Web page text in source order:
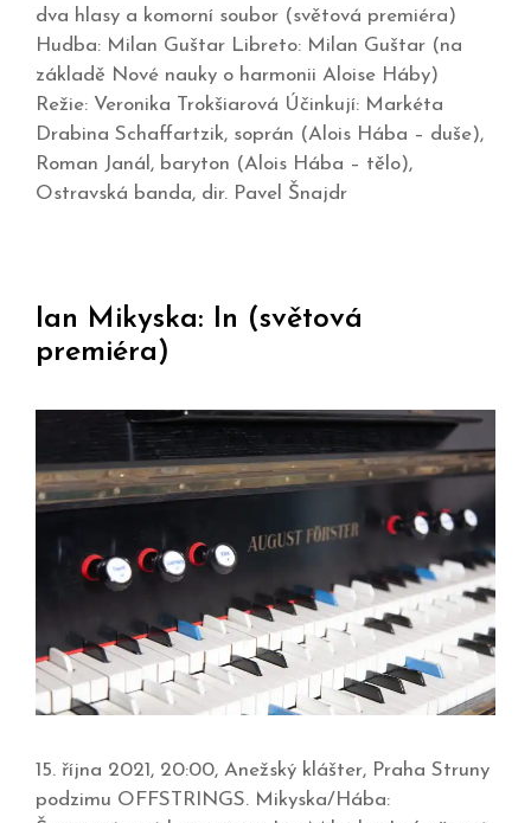
dva hlasy a komorní soubor (světová premiéra)
Hudba: Milan Guštar Libreto: Milan Guštar (na
základě Nové nauky o harmonii Aloise Háby)
Režie: Veronika Trokšiarová Účinkují: Markéta
Drabina Schaffartzik, soprán (Alois Hába – duše),
Roman Janál, baryton (Alois Hába – tělo),
Ostravská banda, dir. Pavel Šnajdr
Ian Mikyska: In (světová
premiéra)
15. října 2021, 20:00, Anežský klášter, Praha Struny
podzimu OFFSTRINGS. Mikyska/Hába: